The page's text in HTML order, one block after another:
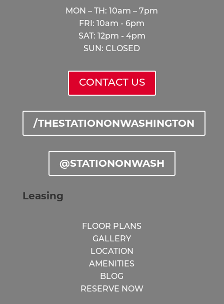
MON – TH: 10am – 7pm
FRI: 10am - 6pm
SAT: 12pm - 4pm
SUN: CLOSED
CONTACT US
/THESTATIONONWASHINGTON
@STATIONONWASH
Leasing
FLOOR PLANS
GALLERY
LOCATION
AMENITIES
BLOG
RESERVE NOW